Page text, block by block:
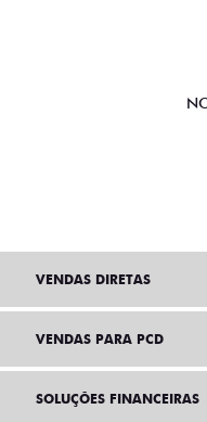
VENDAS DIRETAS
VENDAS PARA PCD
SOLUÇÕES FINANCEIRAS